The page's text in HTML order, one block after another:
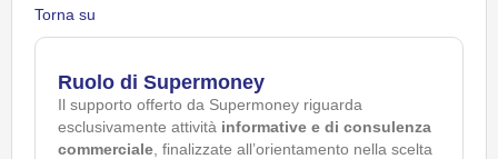
Torna su
Ruolo di Supermoney
Il supporto offerto da Supermoney riguarda
esclusivamente attività informative e di consulenza
commerciale , finalizzate all’orientamento nella scelta